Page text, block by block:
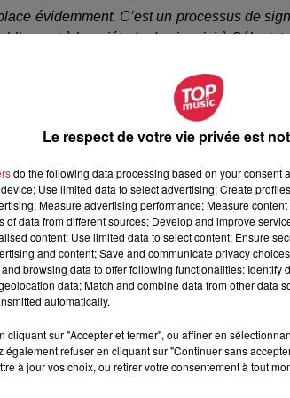
évidemment. C’est un processus de
et à la quiétude de vivre ici à Sélestat.
fait du "repérage" autour d’une maison,
le but de ce réseau. La commune de
place.
de personnes qu’on pourrait avoir
avec des cambriolages. Donc ça
passer pour des entreprises ou des
Le respect de votre vie privée est
do the following data processing based on your consent
Use limited data to select advertising; Create
Measure advertising performance; Measure
of data from different sources; Develop and improve
content; Use limited data to select content; Ensure
and content; Save and communicate privacy
browsing data to offer following functionalities: Identify
data; Match and combine data from other data
automatically.
cliquant sur "Accepter et fermer", ou affiner en
également refuser en cliquant sur "Continuer sans
à jour vos choix, ou retirer votre consentement à tout